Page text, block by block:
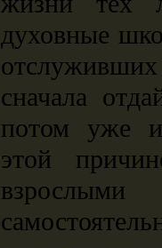
духовные
сначала
потом уже
этой